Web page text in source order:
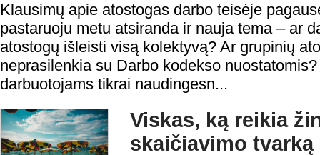
Klausimų apie atostogas darbo teisėje
pastaruoju metu atsiranda ir nauja tema – ar
atostogų išleisti visą kolektyvą? Ar grupinių
neprasilenkia su Darbo kodekso
darbuotojams tikrai naudingesn...
Viskas, ką reikia
skaičiavimo tvarką